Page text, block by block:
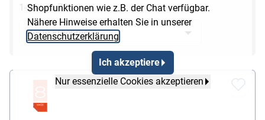
Shopfunktionen wie z.B. der Chat verfügbar.
Nähere Hinweise erhalten Sie in unserer
Datenschutzerklärung
Ich akzeptiere
Nur essenzielle Cookies akzeptieren
1-24 von 73